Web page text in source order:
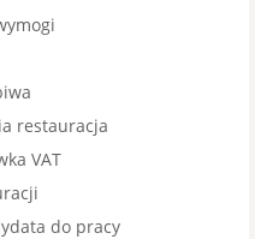
restauracja
VAT
do pracy